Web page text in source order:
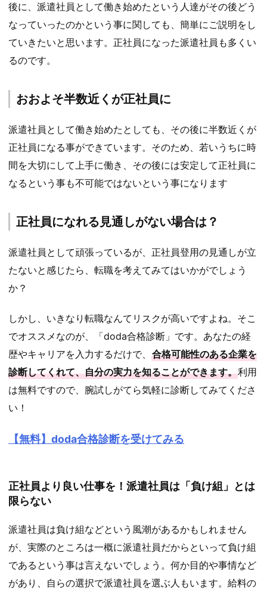
後に、派遣社員として働き始めたという人達がその後どう
なっていったのかという事に関しても、簡単にご説明をし
ていきたいと思います。正社員になった派遣社員も多くい
るのです。
おおよそ半数近くが正社員に
派遣社員として働き始めたとしても、その後に半数近くが
正社員になる事ができています。そのため、若いうちに時
間を大切にして上手に働き、その後には安定して正社員に
なるという事も不可能ではないという事になります
正社員になれる見通しがない場合は？
派遣社員として頑張っているが、 正社員登用の見通しが立
たないと感じたら、転職を考えてみてはいかがでしょう
か？
しかし、いきなり転職なんてリスクが高いですよね。そこ
でオススメなのが、
「doda合格診断」 です。あなたの経
歴やキャリアを入力するだけで、 合格可能性のある企業を
診断してくれて、自分の実力を知ることができます。利用
は無料ですので、腕試しがてら気軽に診断してみてくださ
い！
【無料】doda合格診断を受けてみる
正社員より良い仕事を！派遣社員は「負け組」とは
限らない
派遣社員は負け組などという風潮があるかもしれません
が、実際のところは一概に派遣社員だからといって負け組
であるという事は言えないでしょう。何か目的や事情など
があり、自らの選択で派遣社員を選ぶ人もいます。給料の